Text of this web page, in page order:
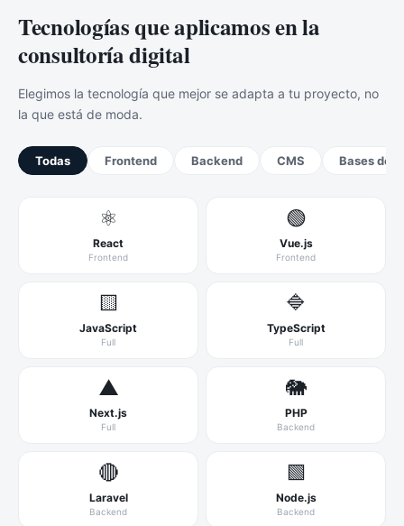
Tecnologías que aplicamos en la
consultoría digital
Elegimos la tecnología que mejor se adapta a tu proyecto, no
la que está de moda.
Todas Frontend Backend CMS Bases de
⚛️
React
Frontend
🟢
Vue.js
Frontend
🟨
JavaScript
Full
🔷
TypeScript
Full
▲
Next.js
Full
🐘
PHP
Backend
🔴
Laravel
Backend
🟩
Node.js
Backend